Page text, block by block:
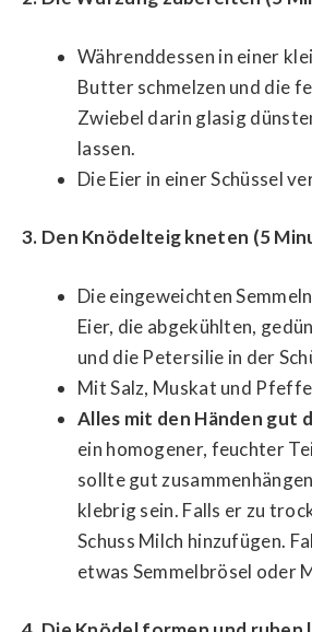
Währenddessen in einer
Butter schmelzen und die
Zwiebel darin glasig
lassen.
Die Eier in einer Schüssel
3. Den Knödelteig kneten (5
Die eingeweichten
Eier, die abgekühlten,
und die Petersilie in der
Mit Salz, Muskat und
Alles mit den Händen gut
ein homogener, feuchter
sollte gut
klebrig sein. Falls er zu
Schuss Milch hinzufügen.
etwas Semmelbrösel oder